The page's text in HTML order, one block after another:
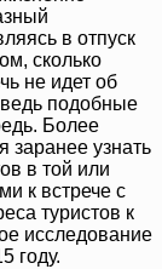
в отпуск
сколько
не идет об
подобные
Более
заранее узнать
в той или
к встрече с
туристов к
исследование
году.